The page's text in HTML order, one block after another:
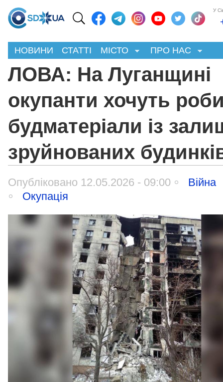
У
НОВИНИ СТАТТІ МІСТО ПРО НАС
ЛОВА: На Луганщині
окупанти хочуть
будматеріали із
зруйнованих
Опубліковано 12.05.2026 - 09:00
Війна
Окупація